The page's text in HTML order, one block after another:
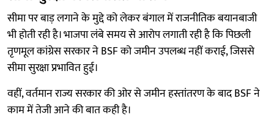
सीमा पर बाड़ लगाने के मुद्दे को लेकर बंगाल में राजनीतिक बयानबाजी
भी होती रही है। भाजपा लंबे समय से आरोप लगाती रही है कि पिछली
तृणमूल कांग्रेस सरकार ने BSF को जमीन उपलब्ध नहीं कराई, जिससे
सीमा सुरक्षा प्रभावित हुई।
वहीं, वर्तमान राज्य सरकार की ओर से जमीन हस्तांतरण के बाद BSF ने
काम में तेजी आने की बात कही है।